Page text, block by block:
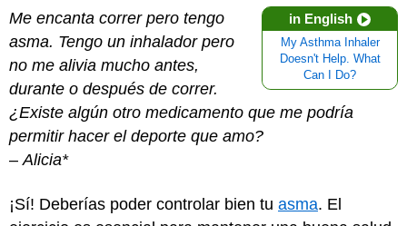
in English
My Asthma Inhaler
Doesn't Help. What
Can I Do?
Me encanta correr pero tengo
asma. Tengo un inhalador pero
no me alivia mucho antes,
durante o después de correr.
¿Existe algún otro medicamento que me podría
permitir hacer el deporte que amo?
–Alicia*
¡Sí! Deberías poder controlar bien tu asma. El